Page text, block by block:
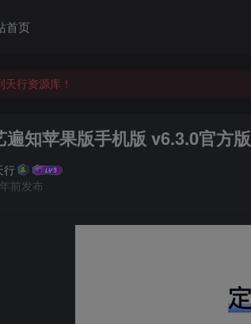
首页
天行资源库！
天行资源库！
遍知苹果版手机版 v6.3.0官方版
行
前发布